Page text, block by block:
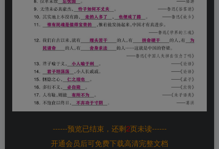
------预览已结束，还剩2页未读------
开通会员后可免费下载高清完整文档